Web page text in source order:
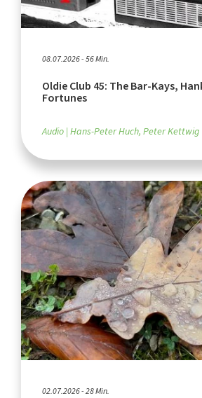
08.07.2026 - 56 Min.
Oldie Club 45: The Bar-Kays,
Fortunes
Audio Hans-Peter Huch, Peter Kettwig
02.07.2026 - 28 Min.